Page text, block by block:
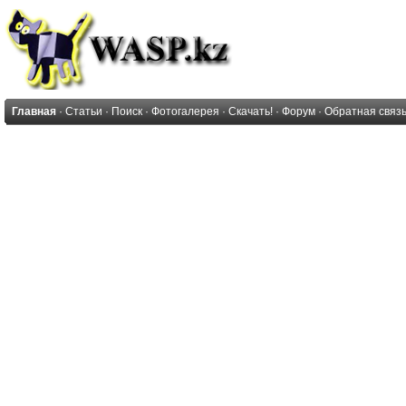
Главная · Статьи · Поиск · Фотогалерея · Скачать! · Форум · Обратная связь